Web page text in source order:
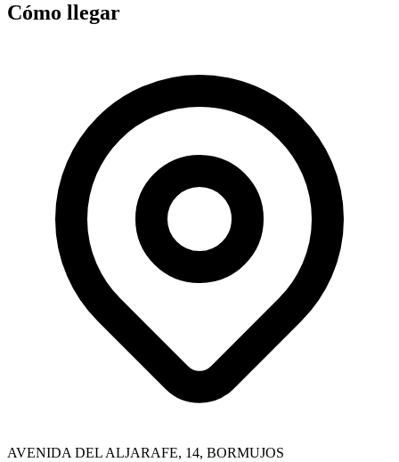
Cómo llegar
AVENIDA DEL ALJARAFE, 14, BORMUJOS